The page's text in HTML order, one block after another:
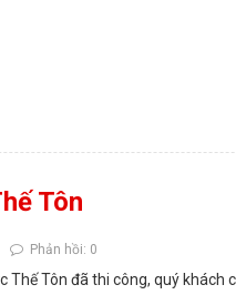
Tôn
Phản hồi: 0
Tôn đã thi công, quý khách